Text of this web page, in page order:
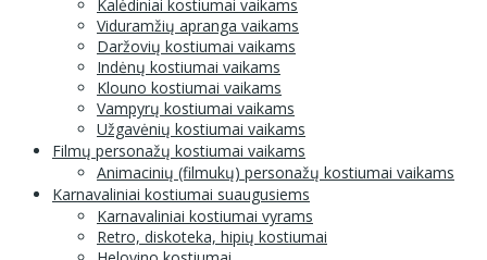
Kalėdiniai kostiumai vaikams
Viduramžių apranga vaikams
Daržovių kostiumai vaikams
Indėnų kostiumai vaikams
Klouno kostiumai vaikams
Vampyrų kostiumai vaikams
Užgavėnių kostiumai vaikams
Filmų personažų kostiumai vaikams
Animacinių (filmukų) personažų kostiumai vaikams
Karnavaliniai kostiumai suaugusiems
Karnavaliniai kostiumai vyrams
Retro, diskoteka, hipių kostiumai